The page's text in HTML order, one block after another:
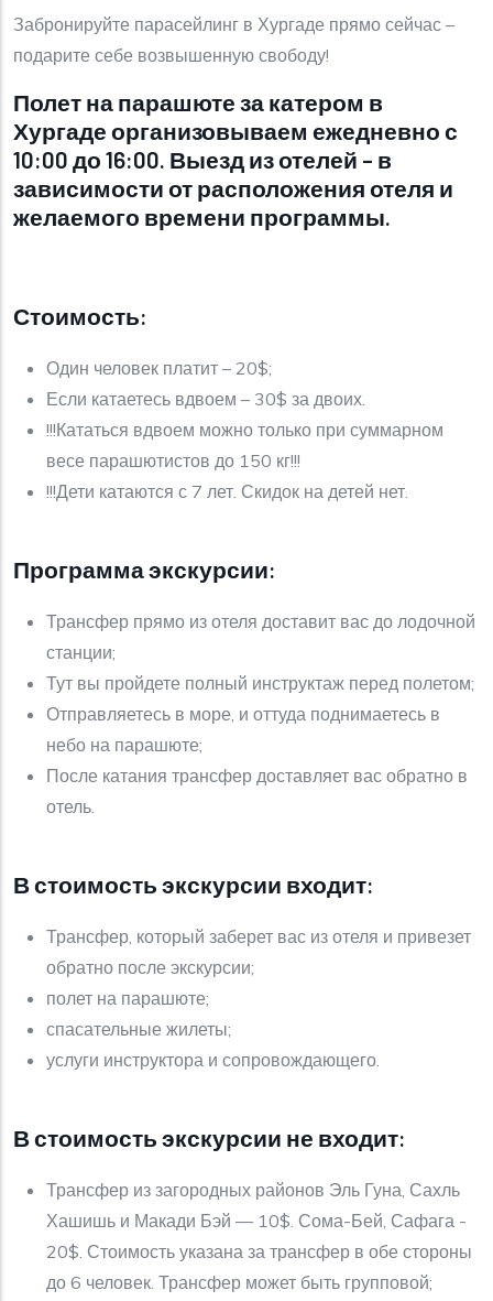
Забронируйте парасейлинг в Хургаде прямо сейчас –
подарите себе возвышенную свободу!
Полет на парашюте за катером в
Хургаде организовываем ежедневно с
10:00 до 16:00. Выезд из отелей – в
зависимости от расположения отеля и
желаемого времени программы.
Стоимость:
Один человек платит – 20$;
Если катаетесь вдвоем – 30$ за двоих.
!!!Кататься вдвоем можно только при суммарном
весе парашютистов до 150 кг!!!
!!!Дети катаются с 7 лет. Скидок на детей нет.
Программа экскурсии:
Трансфер прямо из отеля доставит вас до лодочной
станции;
Тут вы пройдете полный инструктаж перед полетом;
Отправляетесь в море, и оттуда поднимаетесь в
небо на парашюте;
После катания трансфер доставляет вас обратно в
отель.
В стоимость экскурсии входит:
Трансфер, который заберет вас из отеля и привезет
обратно после экскурсии;
полет на парашюте;
спасательные жилеты;
услуги инструктора и сопровождающего.
В стоимость экскурсии не входит:
Трансфер из загородных районов Эль Гуна, Сахль
Хашишь и Макади Бэй — 10$. Сома-Бей, Сафага -
20$. Стоимость указана за трансфер в обе стороны
до 6 человек. Трансфер может быть групповой;